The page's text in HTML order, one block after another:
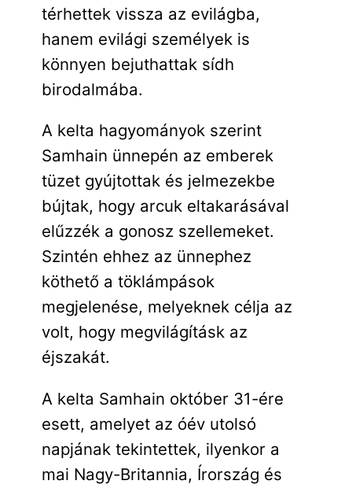
térhettek vissza az evilágba,
hanem evilági személyek is
könnyen bejuthattak sídh
birodalmába.
A kelta hagyományok szerint
Samhain ünnepén az emberek
tüzet gyújtottak és jelmezekbe
bújtak, hogy arcuk eltakarásával
elűzzék a gonosz szellemeket.
Szintén ehhez az ünnephez
köthető a töklámpások
megjelenése, melyeknek célja az
volt, hogy megvilágításk az
éjszakát.
A kelta Samhain október 31-ére
esett, amelyet az óév utolsó
napjának tekintettek, ilyenkor a
mai Nagy-Britannia, Írország és